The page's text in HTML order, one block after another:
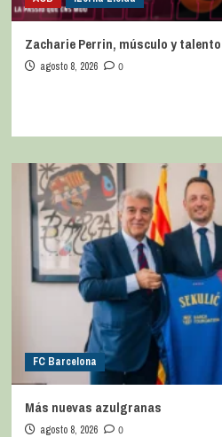
Zacharie Perrin, músculo y
agosto 8, 2026 0
FC Barcelona
Más nuevas azulgranas
agosto 8, 2026 0